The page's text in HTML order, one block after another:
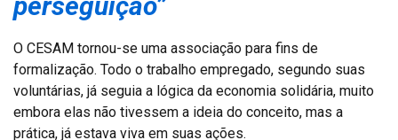
O CESAM tornou-se uma associação para fins de
formalização. Todo o trabalho empregado, segundo suas
voluntárias, já seguia a lógica da economia solidária, muito
embora elas não tivessem a ideia do conceito, mas a
prática, já estava viva em suas ações.